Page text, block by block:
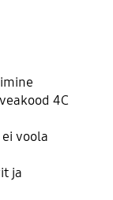
4C
voola
ja